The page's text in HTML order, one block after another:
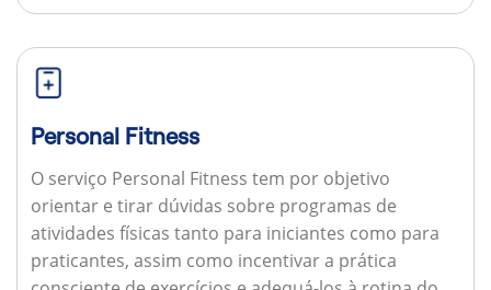
Personal Fitness
O serviço Personal Fitness tem por objetivo
orientar e tirar dúvidas sobre programas de
atividades físicas tanto para iniciantes como para
praticantes, assim como incentivar a prática